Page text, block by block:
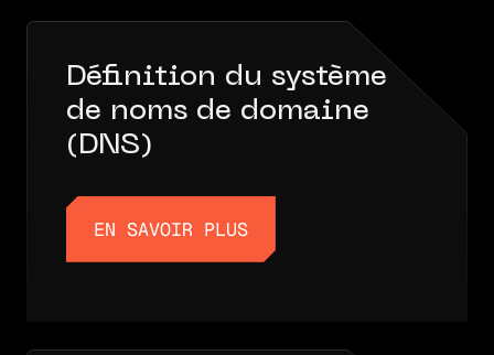
Définition du système
de noms de domaine
(DNS)
EN SAVOIR PLUS